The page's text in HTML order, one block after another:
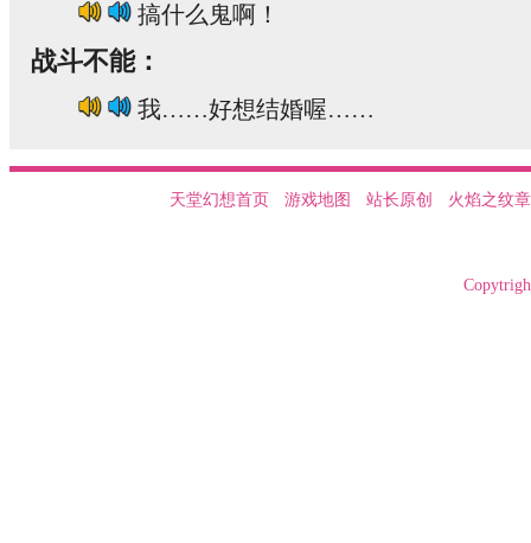
搞什么鬼啊！
战斗不能：
我……好想结婚喔……
天堂幻想首页 游戏地图 站长原创 火焰之纹